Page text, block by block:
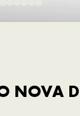
NOVA